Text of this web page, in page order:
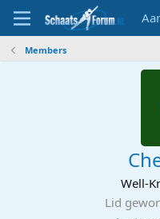
Members
Well-
Lid